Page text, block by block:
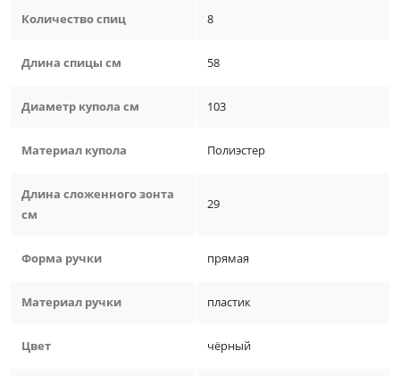
Количество спиц 8
Длина спицы см 58
Диаметр купола см 103
Материал купола Полиэстер
Длина сложенного зонта
см
29
Форма ручки прямая
Материал ручки пластик
Цвет чёрный